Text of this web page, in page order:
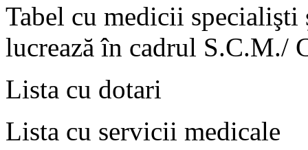
Tabel cu medicii
lucrează în cadrul
Lista cu dotari
Lista cu servicii medicale